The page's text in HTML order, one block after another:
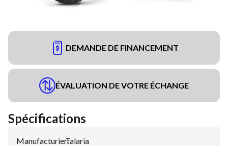
DEMANDE DE FINANCEMENT
ÉVALUATION DE VOTRE ÉCHANGE
Spécifications
Manufacturier:
Talaria